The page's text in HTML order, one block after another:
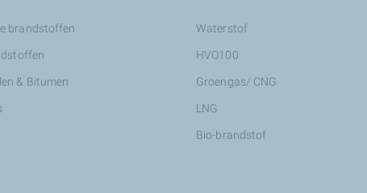
brandstoffen
& Bitumen
Waterstof
HVO100
Groengas/ CNG
LNG
Bio-brandstof